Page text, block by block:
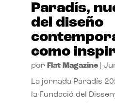
Paradís,
del diseño
como
por Flat Magazine|
La jornada Paradís
la Fundació del